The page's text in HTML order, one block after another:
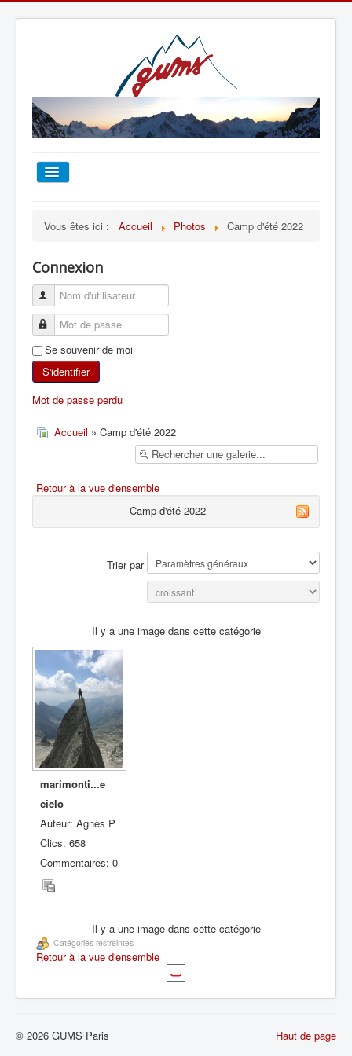
ESCALADE
ALPINISME
SKI DE RANDONNÉE
RANDONNÉE PÉDESTRE
RANDONNÉE SPORTIVE
Vous êtes ici : Accueil Photos Camp d'été 2022
Connexion
Se souvenir de moi
S'identifier
Mot de passe perdu
Accueil » Camp d'été 2022
Retour à la vue d'ensemble
Camp d'été 2022
Trier par
Il y a une image dans cette catégorie
marimonti...e
cielo
Auteur: Agnès P
Clics: 658
Commentaires: 0
Il y a une image dans cette catégorie
Catégories restreintes
Retour à la vue d'ensemble
Haut de page
© 2026 GUMS Paris